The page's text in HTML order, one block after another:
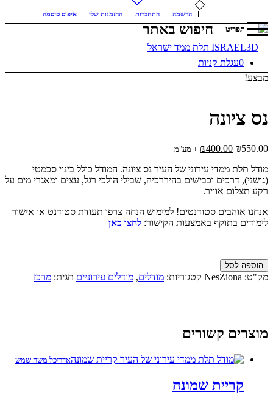
הרשמה התחברות ההזמנות שלי איפוס סיסמה
חיפוש באתר תפריט
0
עגלת קניות
ציונה
₪המחיר
היה:
₪550.00.
₪400.00 המחיר
הוא:
₪400.00.
+ מע"מ
תלת ממדי עירוני של העיר נס ציונה. המודל כולל בינוי סכמטי
דרכים וכבישים בהיררכיה, שבילי הולכי רגל, עצים ומאגרי מים על
תצלום אוויר.
אוהבים סטודנטים! למימוש הנחה צרפו תעודת סטודנט או אישור
בתוקף באמצעות הקישור:לחצו כאן
הוספה לסל
NesZiona קטגוריות:מודלים,מודלים עירוניים תגית:מרכז
קשורים
אדריכל משה שמש
קריית שמונה